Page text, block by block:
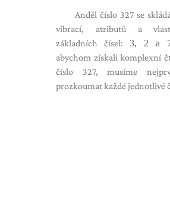
Anděl číslo 327 se
vibrací, atributů a
základních čísel: 3, 2 a
abychom získali komplexní
číslo 327, musíme
prozkoumat každé jednotlivé